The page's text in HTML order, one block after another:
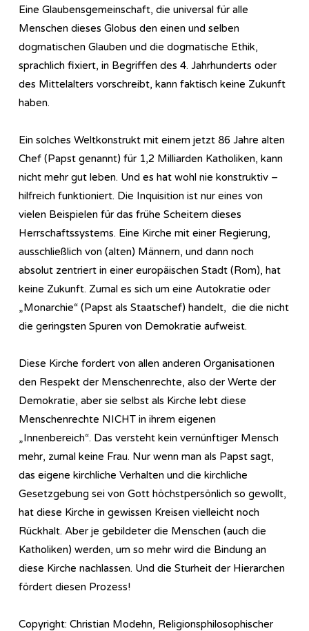
Eine Glaubensgemeinschaft, die universal für alle
Menschen dieses Globus den einen und selben
dogmatischen Glauben und die dogmatische Ethik,
sprachlich fixiert, in Begriffen des 4. Jahrhunderts oder
des Mittelalters vorschreibt, kann faktisch keine Zukunft
haben.
Ein solches Weltkonstrukt mit einem jetzt 86 Jahre alten
Chef (Papst genannt) für 1,2 Milliarden Katholiken, kann
nicht mehr gut leben. Und es hat wohl nie konstruktiv –
hilfreich funktioniert. Die Inquisition ist nur eines von
vielen Beispielen für das frühe Scheitern dieses
Herrschaftssystems. Eine Kirche mit einer Regierung,
ausschließlich von (alten) Männern, und dann noch
absolut zentriert in einer europäischen Stadt (Rom), hat
keine Zukunft. Zumal es sich um eine Autokratie oder
„Monarchie“ (Papst als Staatschef) handelt, die die nicht
die geringsten Spuren von Demokratie aufweist.
Diese Kirche fordert von allen anderen Organisationen
den Respekt der Menschenrechte, also der Werte der
Demokratie, aber sie selbst als Kirche lebt diese
Menschenrechte NICHT in ihrem eigenen
„Innenbereich“. Das versteht kein vernünftiger Mensch
mehr, zumal keine Frau. Nur wenn man als Papst sagt,
das eigene kirchliche Verhalten und die kirchliche
Gesetzgebung sei von Gott höchstpersönlich so gewollt,
hat diese Kirche in gewissen Kreisen vielleicht noch
Rückhalt. Aber je gebildeter die Menschen (auch die
Katholiken) werden, um so mehr wird die Bindung an
diese Kirche nachlassen. Und die Sturheit der Hierarchen
fördert diesen Prozess!
Copyright: Christian Modehn, Religionsphilosophischer